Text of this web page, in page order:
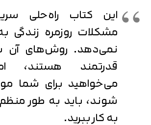
این کتاب راه‌حلی
مشکلات روزمره
نمی‌دهد. روش‌های آن
قدرتمند هستند،
می‌خواهید برای شما
شوند، باید به طور منظم
به کار ببرید.